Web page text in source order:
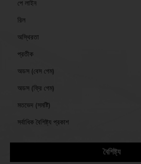
পে লাইন
রিল
অস্থিরতা
প্রতীক
অডস (বেস গেম)
অডস (ফ্রি গেম)
মতভেদ (সমষ্টি)
সর্বাধিক বৈশিষ্ট্য প্রকাশ
বৈশিষ্ট্য